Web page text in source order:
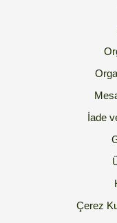
İade
Çerez